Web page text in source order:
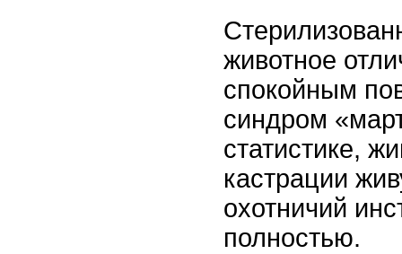
животное
спокойным
синдром
статистике,
кастрации
охотничий
полностью.